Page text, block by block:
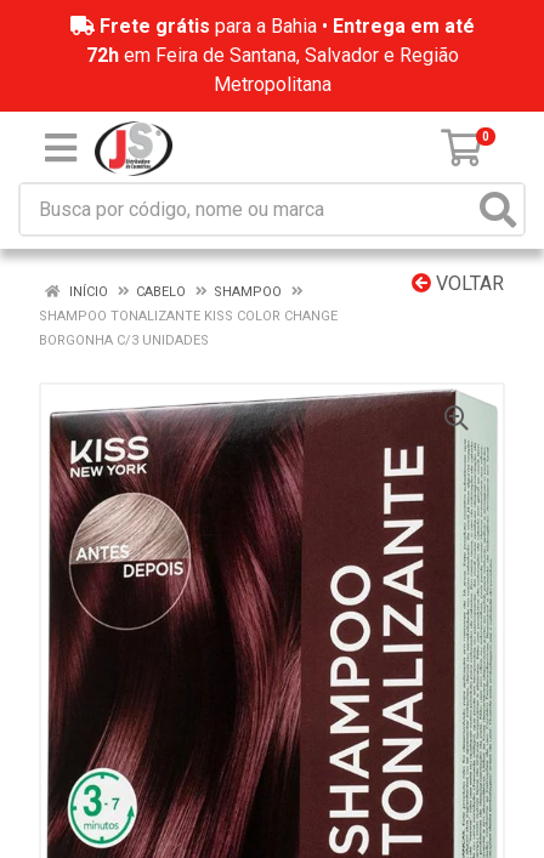
Frete grátis para a Bahia • Entrega em até
72hem Feira de Santana, Salvador e Região
Metropolitana
0
VOLTAR
INÍCIO CABELO
SHAMPOO
SHAMPOO TONALIZANTE KISS COLOR CHANGE
BORGONHA C/3 UNIDADES